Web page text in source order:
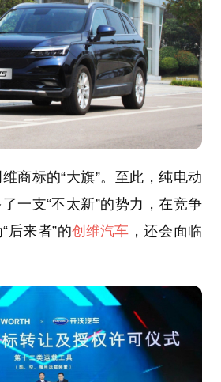
商标的“大旗”。至此，纯电动
一支“不太新”的势力，在竞争
后来者”的创维汽车 ，还会面临